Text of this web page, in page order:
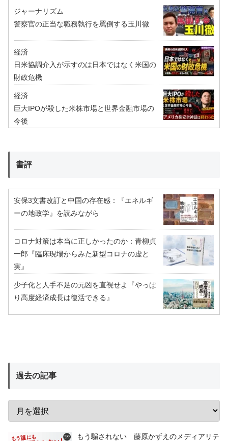
ジャーナリズム
警察官の正当な職務執行を罵倒する玉川徹
経済
日米協調介入が示すのは日本ではなく米国の
財政危機
経済
巨大IPOが殺した米株市場と世界金融市場の
今後
書評
安保3文書改訂と中国の存在感：『エネルギ
ーの地政学』を読みながら
コロナ対策は本当に正しかったのか：青柳貞
一郎『臨床現場からみた新型コロナの虚と
実』
少子化と人手不足の元凶を直視せよ『やっぱ
り高度経済成長は復活できる』
過去の記事
もう騙されない 藤原かずえのメディアリテ